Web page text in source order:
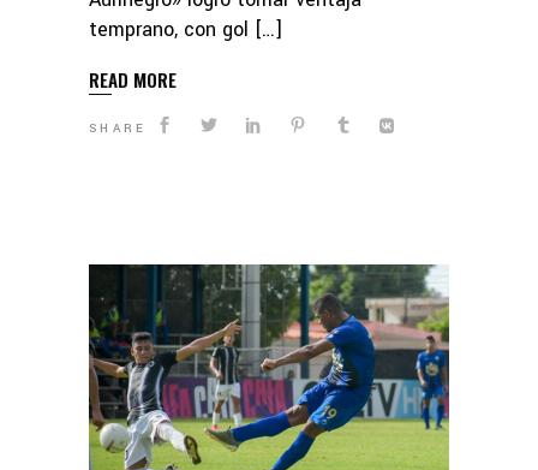
temprano, con gol […]
READ MORE
SHARE